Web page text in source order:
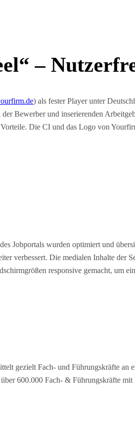
–
) als fester Player unter
Bewerber und inserierenden
Die CI und das Logo von
Jobportals wurden optimiert und
verbessert. Die medialen Inhalte der
responsive gemacht, um
gezielt Fach- und Führungskräfte an
600.000 Fach- & Führungskräfte